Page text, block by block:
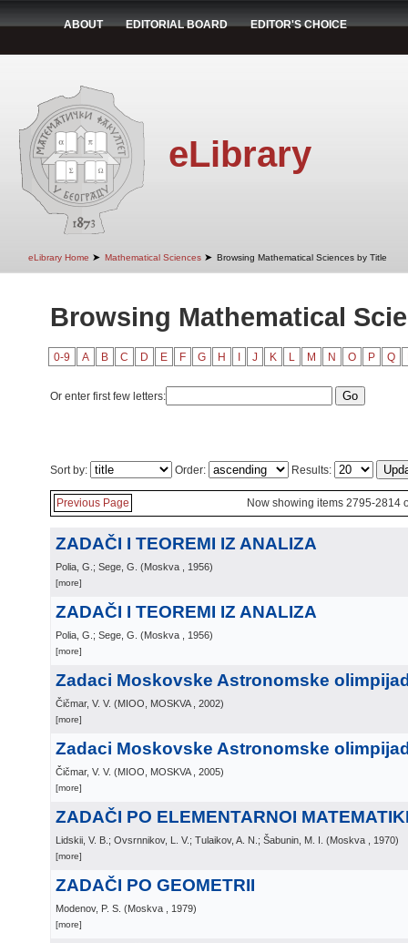
ABOUT EDITORIAL BOARD EDITOR'S CHOICE
eLibrary
eLibrary Home ➤ Mathematical Sciences ➤ Browsing Mathematical Sciences by Title
Browsing Mathematical
0-9 A B C D E F G H J K L M N O P Q
Or enter first few letters:
Sort by: Order: Results:
Previous Page Now showing items 2795-2814
ZADAČI I TEOREMI IZ ANALIZA
Polia, G.; Sege, G. (Moskva , 1956)
[more]
ZADAČI I TEOREMI IZ ANALIZA
Polia, G.; Sege, G. (Moskva , 1956)
[more]
Zadaci Moskovske Astronomske
Čičmar, V. V. (MIOO, MOSKVA , 2002)
[more]
Zadaci Moskovske Astronomske
Čičmar, V. V. (MIOO, MOSKVA , 2005)
[more]
ZADAČI PO ELEMENTARNOI
Lidskii, V. B.; Ovsrnnikov, L. V.; Tulaikov, A. N.; Šabunin, M. I. (Moskva , 1970)
[more]
ZADAČI PO GEOMETRII
Modenov, P. S. (Moskva , 1979)
[more]